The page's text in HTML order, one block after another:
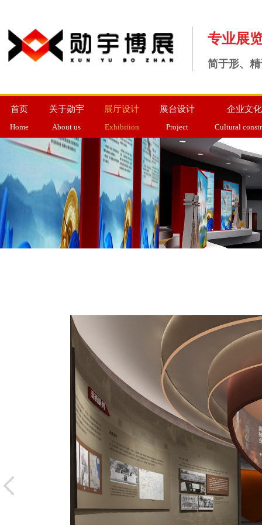
专业展
简于形、
首页
Home
关于勋宇
About us
展厅设计
Exhibition
展台设计
Project
企业文
Cultural